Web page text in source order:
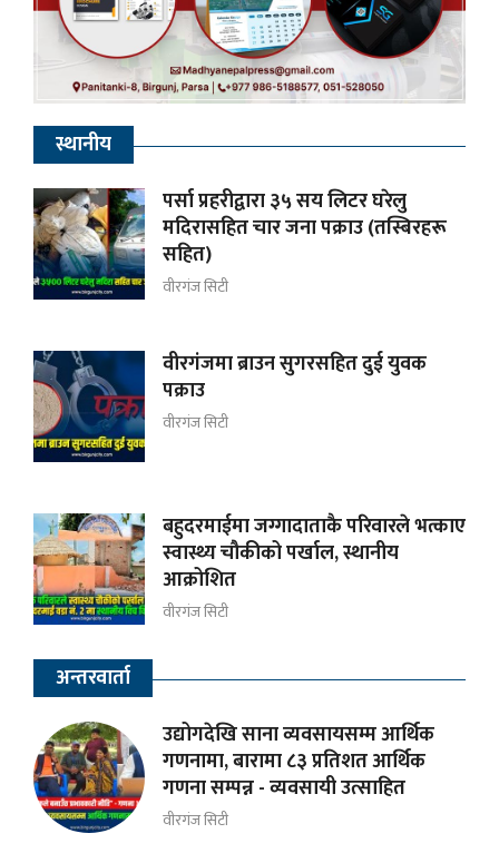
स्थानीय
पर्सा प्रहरीद्वारा ३५ सय लिटर घरेलु
मदिरासहित चार जना पक्राउ (तस्बिरहरू
सहित)
वीरगंज सिटी
वीरगंजमा ब्राउन सुगरसहित दुई युवक
पक्राउ
वीरगंज सिटी
बहुदरमाईमा जग्गादाताकै परिवारले भत्काए
स्वास्थ्य चौकीको पर्खाल, स्थानीय
आक्रोशित
वीरगंज सिटी
अन्तरवार्ता
उद्योगदेखि साना व्यवसायसम्म आर्थिक
गणनामा, बारामा ८३ प्रतिशत आर्थिक
गणना सम्पन्न - व्यवसायी उत्साहित
वीरगंज सिटी